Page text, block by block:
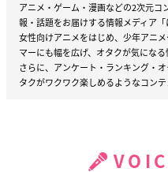
アニメ・ゲーム・漫画などの2次元
報・話題をお届けする情報メディア「
女性向けアニメをはじめ、少年アニ
マーにも幅を広げ、オタクが気にな
さらに、アンケート・ランキング・
タクがワクワク楽しめるようなコンテ